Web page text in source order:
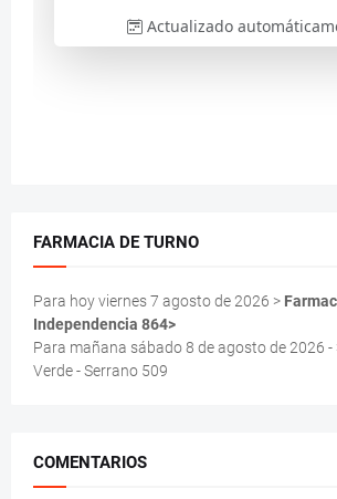
FARMACIA DE TURNO
Para hoy viernes 7 agosto de 2026 >
Independencia 864>
Para mañana sábado 8 de agosto de 2026 -
Verde - Serrano 509
COMENTARIOS